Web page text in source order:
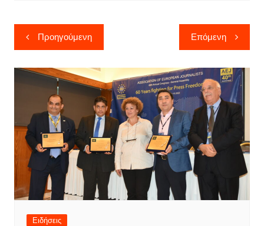
Πλοήγηση
άρθρων
Προηγούμενη Επόμενη
Ειδήσεις